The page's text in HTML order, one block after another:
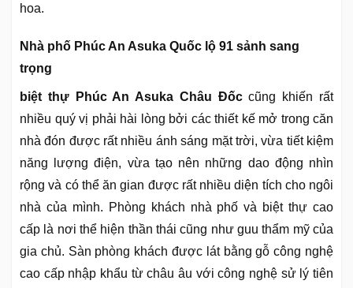
hoa.
Nhà phố Phúc An Asuka Quốc lộ 91 sảnh sang
trọng
biệt thự Phúc An Asuka Châu Đốccũng khiến rất
nhiều quý vị phải hài lòng bởi các thiết kế mở trong căn
nhà đón được rất nhiều ánh sáng mặt trời, vừa tiết kiệm
năng lượng điện, vừa tạo nên những dao động nhìn
rộng và có thể ăn gian được rất nhiều diện tích cho ngôi
nhà của mình. Phòng khách nhà phố và biệt thự cao
cấp là nơi thể hiện thần thái cũng như guu thẩm mỹ của
gia chủ. Sàn phòng khách được lát bằng gỗ công nghệ
cao cấp nhập khẩu từ châu âu với công nghệ sử lý tiên